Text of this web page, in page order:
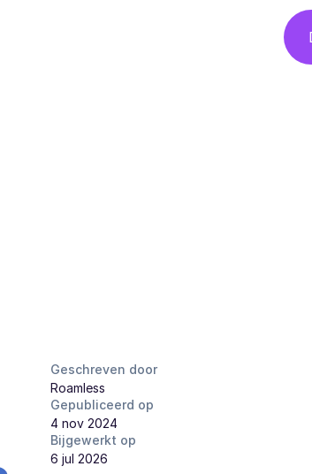
Geschreven door
Roamless
Gepubliceerd op
4 nov 2024
Bijgewerkt op
6 jul 2026